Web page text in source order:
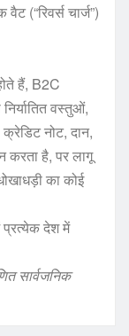
(“रिवर्स चार्ज”)
हैं, B2C
वस्तुओं,
नोट, दान,
करता है, पर लागू
का कोई
प्रत्येक देश में
सार्वजनिक